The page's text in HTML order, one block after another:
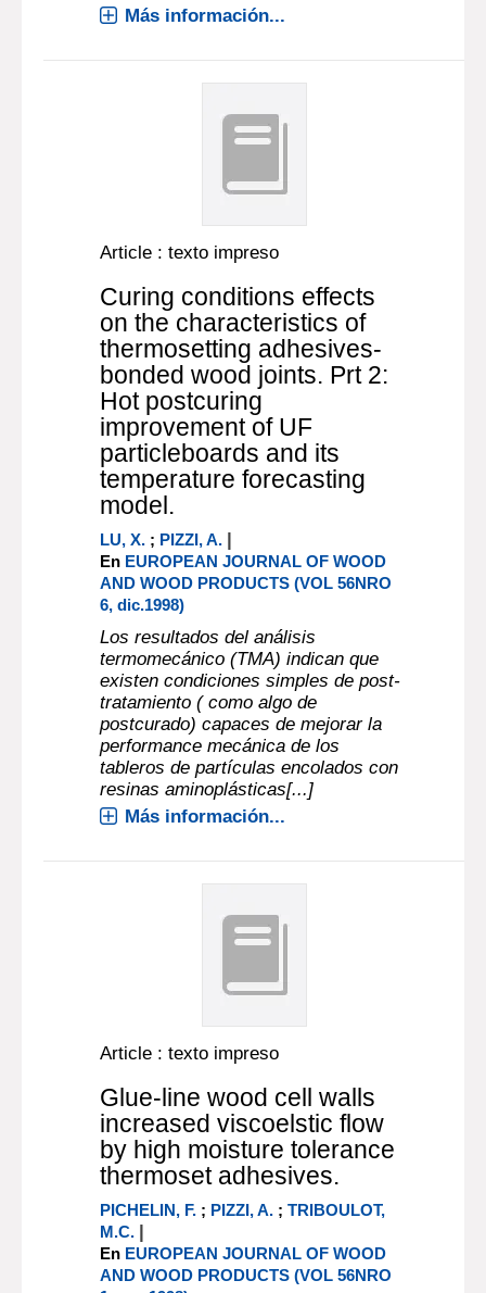
Más información...
Article : texto impreso
Curing conditions effects
on the characteristics of
thermosetting adhesives-
bonded wood joints. Prt 2:
Hot postcuring
improvement of UF
particleboards and its
temperature forecasting
model.
LU, X. ; PIZZI, A. |
En EUROPEAN JOURNAL OF WOOD
AND WOOD PRODUCTS (VOL 56NRO
6, dic.1998)
Los resultados del análisis
termomecánico (TMA) indican que
existen condiciones simples de post-
tratamiento ( como algo de
postcurado) capaces de mejorar la
performance mecánica de los
tableros de partículas encolados con
resinas aminoplásticas[...]
Más información...
Article : texto impreso
Glue-line wood cell walls
increased viscoelstic flow
by high moisture tolerance
thermoset adhesives.
PICHELIN, F. ; PIZZI, A. ;TRIBOULOT,
M.C. |
En EUROPEAN JOURNAL OF WOOD
AND WOOD PRODUCTS (VOL 56NRO